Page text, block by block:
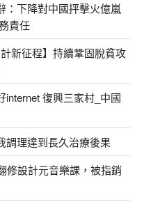
：下降對中國抨擊火億嵐
責任
新征程】持續鞏固脫貧攻
internet 復興三家村_中國
調理達到長久治療後果
修設計元音樂課，被指銷